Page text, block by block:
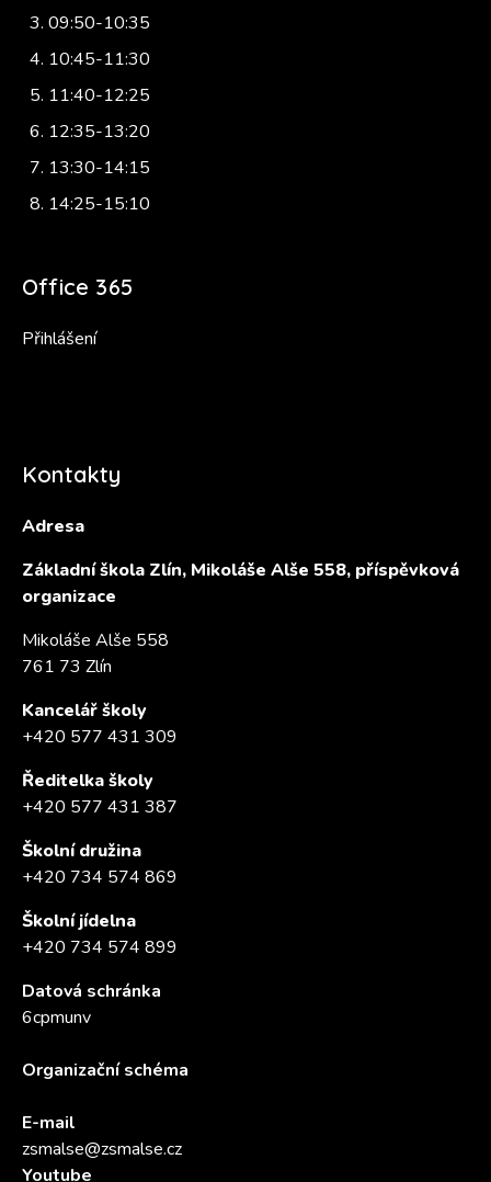
09:50-10:35
10:45-11:30
11:40-12:25
12:35-13:20
13:30-14:15
14:25-15:10
Office 365
Přihlášení
Kontakty
Adresa
Základní škola Zlín, Mikoláše Alše 558, příspěvková
organizace
Mikoláše Alše 558
761 73 Zlín
Kancelář školy
+420 577 431 309
Ředitelka školy
+420 577 431 387
Školní družina
+420 734 574 869
Školní jídelna
+420 734 574 899
Datová schránka
6cpmunv
Organizační schéma
E-mail
zsmalse@zsmalse.cz
Youtube